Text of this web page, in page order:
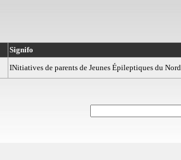
Signifo
INitiatives de parents de Jeunes Épileptiques du Nord